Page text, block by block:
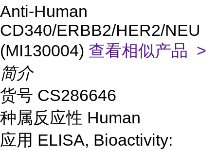
Anti-Human
CD340/ERBB2/HER2/NEU
(MI130004) 查看相似产品 >
简介
货号 CS286646
种属反应性 Human
应用 ELISA, Bioactivity: